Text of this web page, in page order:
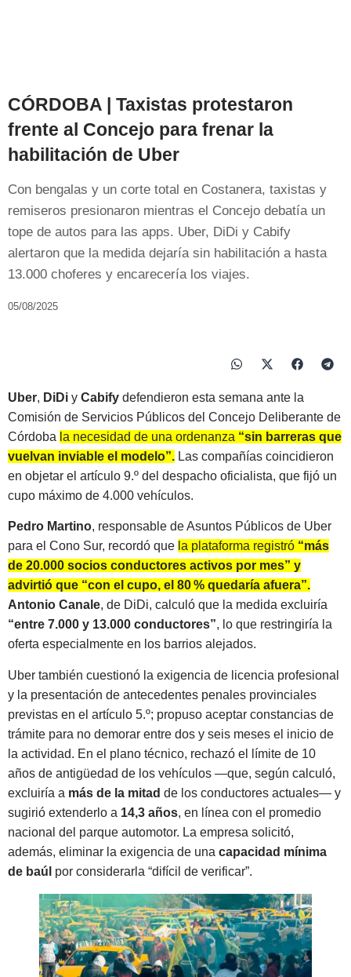
CÓRDOBA | Taxistas protestaron
frente al Concejo para frenar la
habilitación de Uber
Con bengalas y un corte total en Costanera, taxistas y
remiseros presionaron mientras el Concejo debatía un
tope de autos para las apps. Uber, DiDi y Cabify
alertaron que la medida dejaría sin habilitación a hasta
13.000 choferes y encarecería los viajes.
05/08/2025
Uber, DiDi y Cabify defendieron esta semana ante la
Comisión de Servicios Públicos del Concejo Deliberante de
Córdoba la necesidad de una ordenanza “sin barreras que
vuelvan inviable el modelo”. Las compañías coincidieron
en objetar el artículo 9.º del despacho oficialista, que fijó un
cupo máximo de 4.000 vehículos.
Pedro Martino, responsable de Asuntos Públicos de Uber
para el Cono Sur, recordó que la plataforma registró “más
de 20.000 socios conductores activos por mes” y
advirtió que “con el cupo, el 80 % quedaría afuera”.
Antonio Canale, de DiDi, calculó que la medida excluiría
“entre 7.000 y 13.000 conductores”, lo que restringiría la
oferta especialmente en los barrios alejados.
Uber también cuestionó la exigencia de licencia profesional
y la presentación de antecedentes penales provinciales
previstas en el artículo 5.º; propuso aceptar constancias de
trámite para no demorar entre dos y seis meses el inicio de
la actividad. En el plano técnico, rechazó el límite de 10
años de antigüedad de los vehículos —que, según calculó,
excluiría a más de la mitad de los conductores actuales— y
sugirió extenderlo a 14,3 años, en línea con el promedio
nacional del parque automotor. La empresa solicitó,
además, eliminar la exigencia de una capacidad mínima
de baúl por considerarla “difícil de verificar”.